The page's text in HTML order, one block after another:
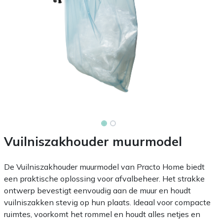
Vuilniszakhouder muurmodel
De Vuilniszakhouder muurmodel van Practo Home biedt
een praktische oplossing voor afvalbeheer. Het strakke
ontwerp bevestigt eenvoudig aan de muur en houdt
vuilniszakken stevig op hun plaats. Ideaal voor compacte
ruimtes, voorkomt het rommel en houdt alles netjes en